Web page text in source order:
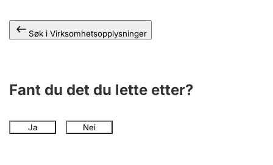
Søk i Virksomhetsopplysninger
Fant du det du lette etter?
Ja Nei